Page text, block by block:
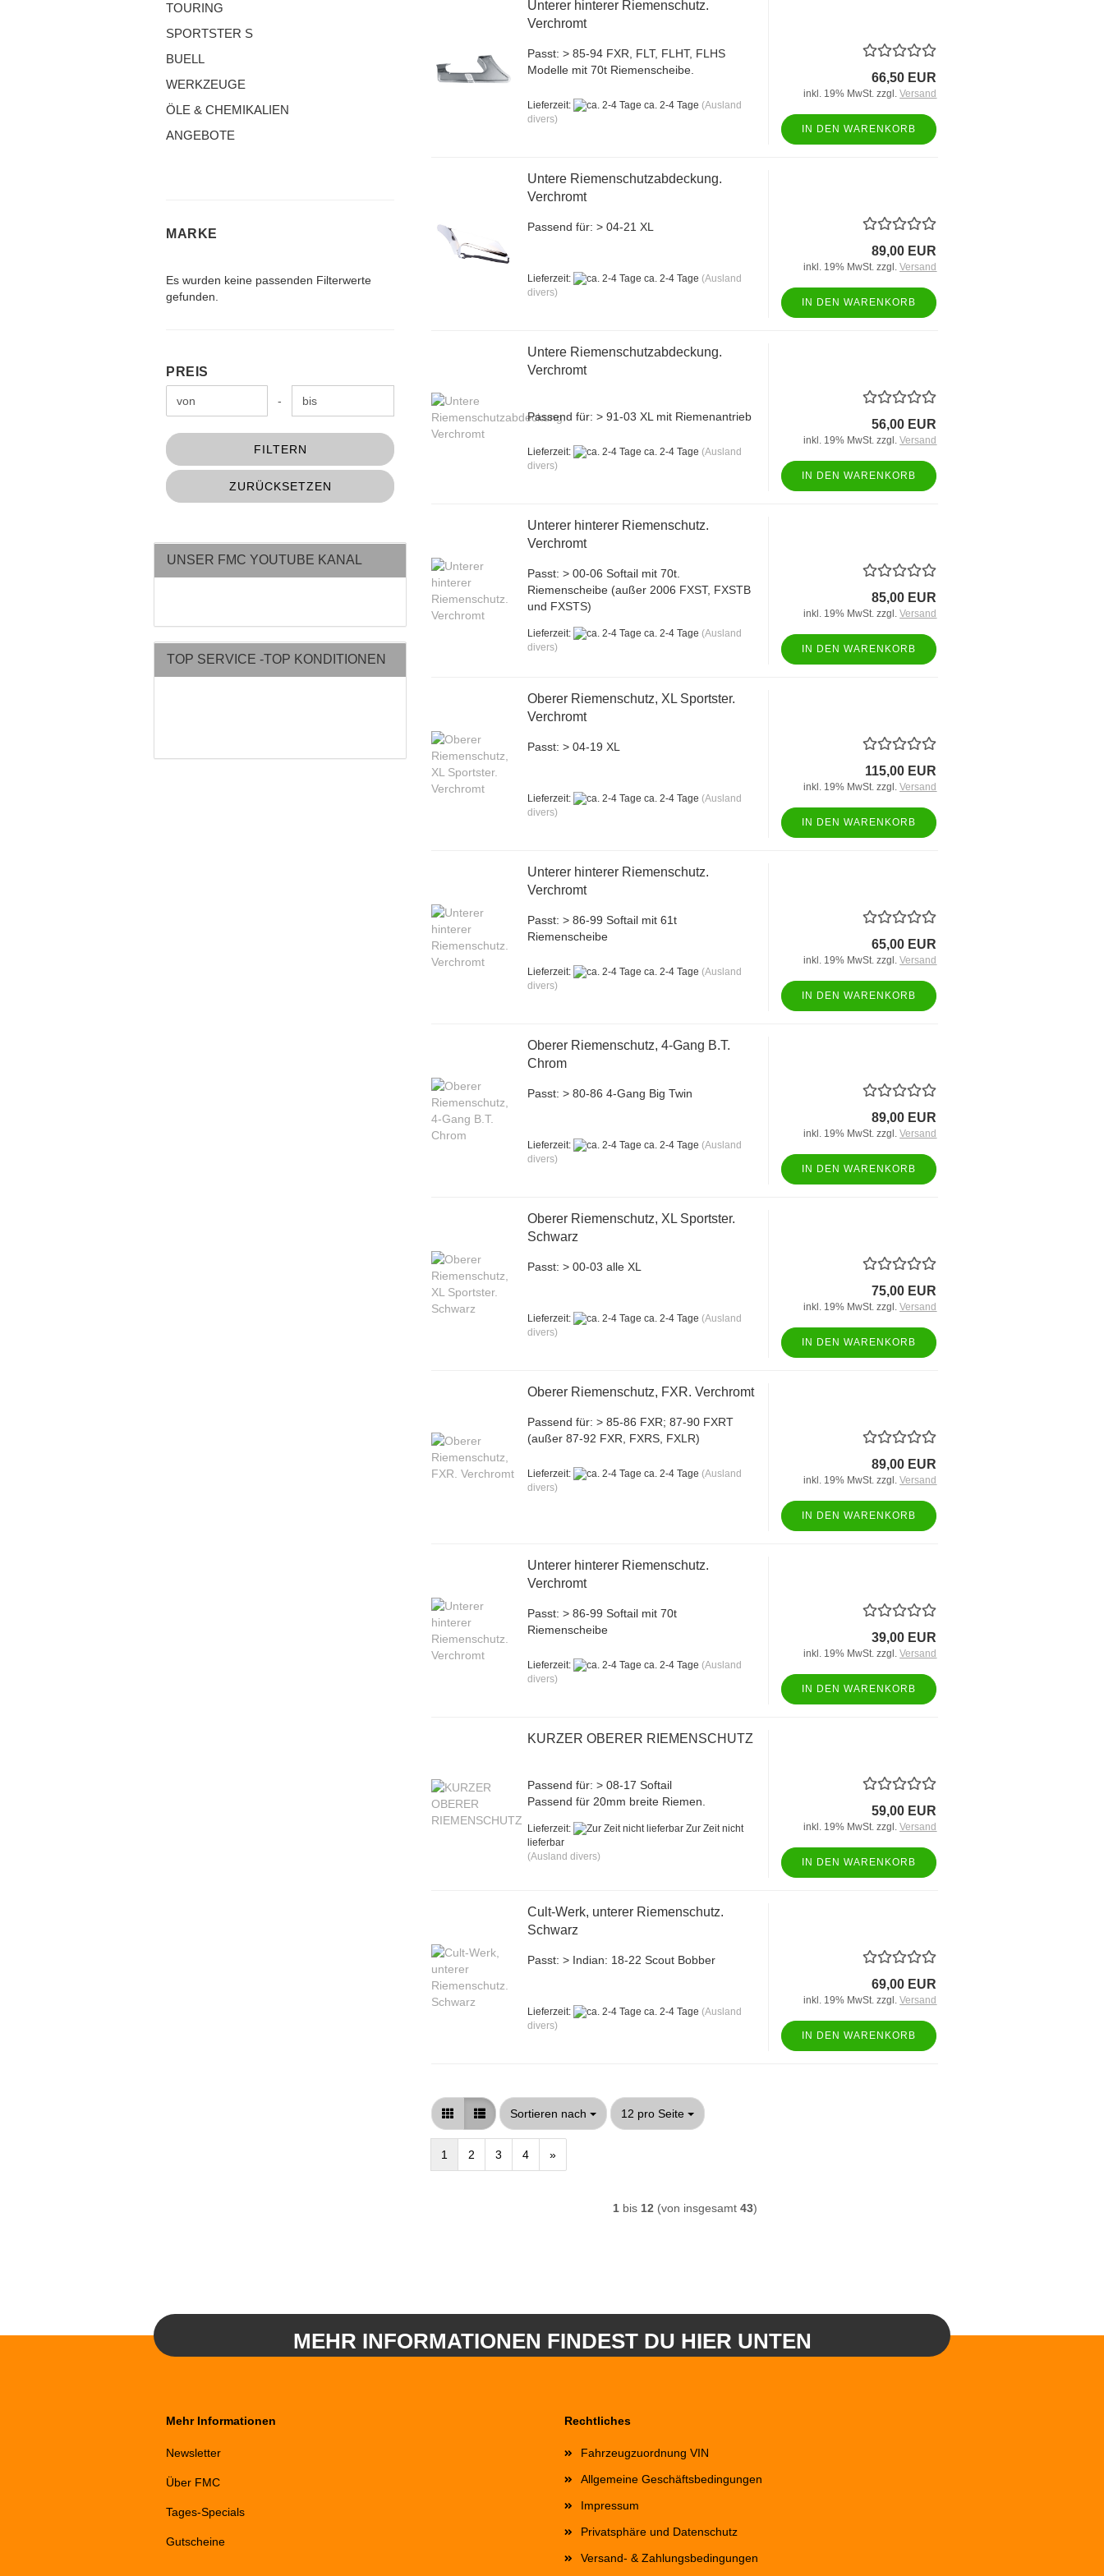
Unterer hinterer Riemenschutz.
Verchromt
Passt: > 85-94 FXR, FLT, FLHT, FLHS
Modelle mit 70t Riemenscheibe.
Lieferzeit: ca. 2-4 Tage (Ausland
divers)
66,50 EUR
inkl. 19% MwSt. zzgl.Versand
IN DEN WARENKORB
Untere Riemenschutzabdeckung.
Verchromt
Passend für: > 04-21 XL
Lieferzeit: ca. 2-4 Tage (Ausland
divers)
89,00 EUR
inkl. 19% MwSt. zzgl.Versand
IN DEN WARENKORB
Untere Riemenschutzabdeckung.
Verchromt
Passend für: > 91-03 XL mit Riemenantrieb
Lieferzeit: ca. 2-4 Tage (Ausland
divers)
56,00 EUR
inkl. 19% MwSt. zzgl.Versand
IN DEN WARENKORB
Unterer hinterer Riemenschutz.
Verchromt
Passt: > 00-06 Softail mit 70t.
Riemenscheibe (außer 2006 FXST, FXSTB
und FXSTS)
Lieferzeit: ca. 2-4 Tage (Ausland
divers)
85,00 EUR
inkl. 19% MwSt. zzgl.Versand
IN DEN WARENKORB
Oberer Riemenschutz, XL Sportster.
Verchromt
Passt: > 04-19 XL
Lieferzeit: ca. 2-4 Tage (Ausland
divers)
115,00 EUR
inkl. 19% MwSt. zzgl.Versand
IN DEN WARENKORB
Unterer hinterer Riemenschutz.
Verchromt
Passt: > 86-99 Softail mit 61t
Riemenscheibe
Lieferzeit: ca. 2-4 Tage (Ausland
divers)
65,00 EUR
inkl. 19% MwSt. zzgl.Versand
IN DEN WARENKORB
Oberer Riemenschutz, 4-Gang B.T.
Chrom
Passt: > 80-86 4-Gang Big Twin
Lieferzeit: ca. 2-4 Tage (Ausland
divers)
89,00 EUR
inkl. 19% MwSt. zzgl.Versand
IN DEN WARENKORB
Oberer Riemenschutz, XL Sportster.
Schwarz
Passt: > 00-03 alle XL
Lieferzeit: ca. 2-4 Tage (Ausland
divers)
75,00 EUR
inkl. 19% MwSt. zzgl.Versand
IN DEN WARENKORB
Oberer Riemenschutz, FXR. Verchromt
Passend für: > 85-86 FXR; 87-90 FXRT
(außer 87-92 FXR, FXRS, FXLR)
Lieferzeit: ca. 2-4 Tage (Ausland
divers)
89,00 EUR
inkl. 19% MwSt. zzgl.Versand
IN DEN WARENKORB
Unterer hinterer Riemenschutz.
Verchromt
Passt: > 86-99 Softail mit 70t
Riemenscheibe
Lieferzeit: ca. 2-4 Tage (Ausland
divers)
39,00 EUR
inkl. 19% MwSt. zzgl.Versand
IN DEN WARENKORB
KURZER OBERER RIEMENSCHUTZ
Passend für: > 08-17 Softail
Passend für 20mm breite Riemen.
Lieferzeit:
Zur Zeit nicht
lieferbar
(Ausland divers)
59,00 EUR
inkl. 19% MwSt. zzgl.Versand
IN DEN WARENKORB
Cult-Werk, unterer Riemenschutz.
Schwarz
Passt: > Indian: 18-22 Scout Bobber
Lieferzeit: ca. 2-4 Tage (Ausland
divers)
69,00 EUR
inkl. 19% MwSt. zzgl.Versand
IN DEN WARENKORB
Sortieren nach
Sortieren nach 12 pro Seite
pro Seite
1 2 3 4 »
1bis 12 (von insgesamt 43)
TOURING
SPORTSTER S
BUELL
WERKZEUGE
ÖLE & CHEMIKALIEN
ANGEBOTE
MARKE
MARKE
Es wurden keine passenden Filterwerte
gefunden.
PREIS
Preis bis -
FILTERN
ZURÜCKSETZEN
UNSER FMC YOUTUBE KANAL
TOP SERVICE -TOP KONDITIONEN
MEHR INFORMATIONEN FINDEST DU HIER UNTEN
Mehr Informationen
Newsletter
Über FMC
Tages-Specials
Gutscheine
Rechtliches
Fahrzeugzuordnung VIN
Allgemeine Geschäftsbedingungen
Impressum
Privatsphäre und Datenschutz
Versand- & Zahlungsbedingungen